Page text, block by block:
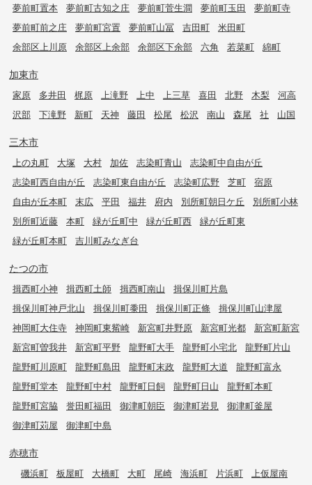
夢前町置本
夢前町古知之庄 夢前町菅生澗 夢前町玉田
夢前町寺
夢前町前之庄
夢前町宮置 夢前町山冨 吉田町
米田町
余部区上川原
余部区上余部 余部区下余部 六角 若菜町 綿町
加東市
家原 多井田 梶原 上滝野 上中 上三草 喜田 北野 木梨
河高
沢部
下滝野 新町 天神 藤田 松尾 松沢 南山 森尾 社 山国
三木市
上の丸町 大塚 大村 加佐 志染町青山
志染町中自由が丘
志染町西自由が丘
志染町東自由が丘 志染町広野 芝町
宿原
自由が丘本町
末広 平田 福井 府内 別所町朝日ケ丘
別所町小林
別所町近藤
本町 緑が丘町中 緑が丘町西
緑が丘町東
緑が丘町本町
吉川町みなぎ台
たつの市
揖西町小神 揖西町土師 揖西町南山
揖保川町片島
揖保川町神戸北山
揖保川町黍田 揖保川町正條
揖保川町山津屋
神岡町大住寺
神岡町東觜崎 新宮町井野原 新宮町光都
新宮町新宮
新宮町曽我井
新宮町平野 龍野町大手 龍野町小宅北
龍野町片山
龍野町川原町
龍野町島田 龍野町末政 龍野町大道
龍野町富永
龍野町堂本
龍野町中村 龍野町日飼 龍野町日山
龍野町本町
龍野町宮脇
誉田町福田 御津町朝臣 御津町岩見
御津町釜屋
御津町苅屋
御津町中島
赤穂市
磯浜町 板屋町 大橋町 大町 尾崎 海浜町 片浜町
上仮屋南